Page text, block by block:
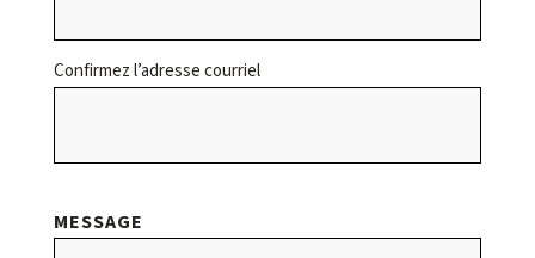
Confirmez l’adresse courriel
MESSAGE